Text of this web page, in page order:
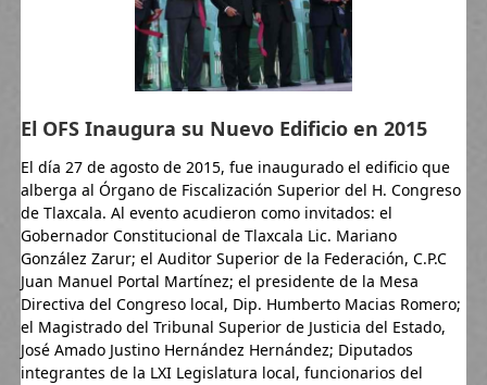
El OFS Inaugura su Nuevo Edificio en 2015
El día 27 de agosto de 2015, fue inaugurado el edificio que
alberga al Órgano de Fiscalización Superior del H. Congreso
de Tlaxcala. Al evento acudieron como invitados: el
Gobernador Constitucional de Tlaxcala Lic. Mariano
González Zarur; el Auditor Superior de la Federación, C.P.C
Juan Manuel Portal Martínez; el presidente de la Mesa
Directiva del Congreso local, Dip. Humberto Macias Romero;
el Magistrado del Tribunal Superior de Justicia del Estado,
José Amado Justino Hernández Hernández; Diputados
integrantes de la LXI Legislatura local, funcionarios del